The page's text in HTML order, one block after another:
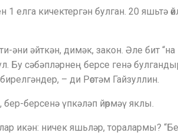
елга кичектергән булган. 20 яшьтә
әйткән, димәк, закон. Әле бит “на
сәбәпләрнең берсе генә
– ди Рөстәм Гайзуллин.
берсенә үпкәләп йөрмәү яклы.
икән: ничек яшьләр, торалармы?